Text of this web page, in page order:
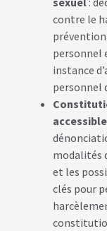
contre le
prévention
personnel
instance
personnel
accessible
modalités
et les
clés pour